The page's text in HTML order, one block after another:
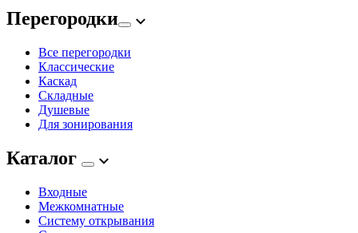
Перегородки
Все перегородки
Классические
Каскад
Складные
Душевые
Для зонирования
Каталог
Входные
Межкомнатные
Систему открывания